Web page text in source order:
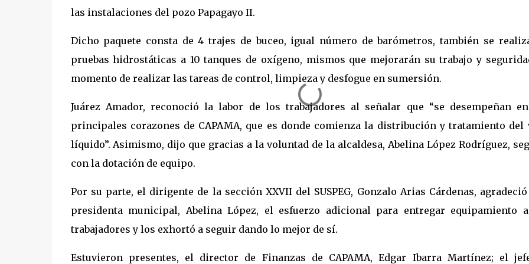
las instalaciones del pozo Papagayo II.
Dicho paquete consta de 4 trajes de buceo, igual número de barómetros, también se
pruebas hidrostáticas a 10 tanques de oxígeno, mismos que mejorarán su trabajo y
momento de realizar las tareas de control, limpieza y desfogue en sumersión.
Juárez Amador, reconoció la labor de los trabajadores al señalar que “se desempeñan
principales corazones de CAPAMA, que es donde comienza la distribución y tratamiento del
líquido”. Asimismo, dijo que gracias a la voluntad de la alcaldesa, Abelina López Rodríguez,
con la dotación de equipo.
Por su parte, el dirigente de la sección XXVII del SUSPEG, Gonzalo Arias Cárdenas,
presidenta municipal, Abelina López, el esfuerzo adicional para entregar equipamiento
trabajadores y los exhortó a seguir dando lo mejor de sí.
Estuvieron presentes, el director de Finanzas de CAPAMA, Edgar Ibarra Martínez; el